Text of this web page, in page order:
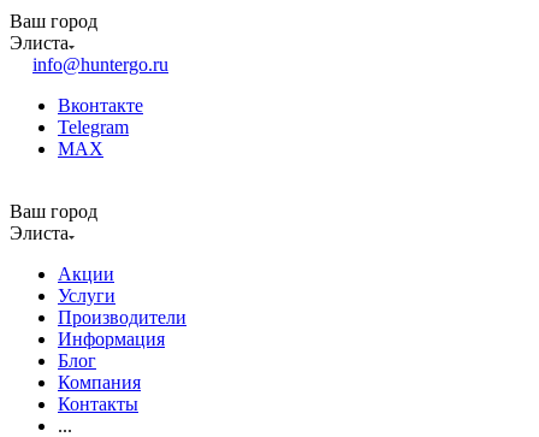
Ваш город
Элиста
info@huntergo.ru
Вконтакте
Telegram
MAX
Ваш город
Элиста
Акции
Услуги
Производители
Информация
Блог
Компания
Контакты
...